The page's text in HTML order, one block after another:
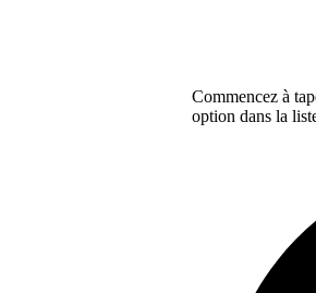
Commencez à
option dans la